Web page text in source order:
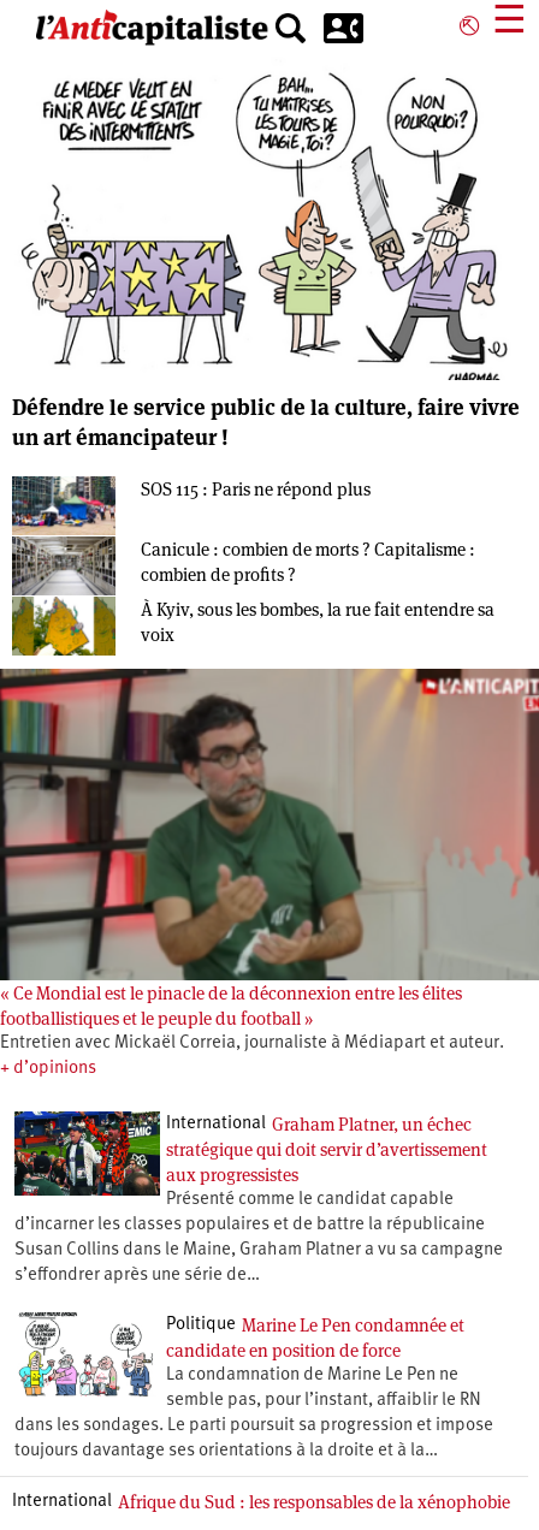
principal
⎋ ☰
Défendre le service public de la culture, faire vivre
un art émancipateur !
SOS 115 : Paris ne répond plus
Canicule : combien de morts ? Capitalisme :
combien de profits ?
À Kyiv, sous les bombes, la rue fait entendre sa
voix
« Ce Mondial est le pinacle de la déconnexion entre les élites
footballistiques et le peuple du football »
Entretien avec Mickaël Correia, journaliste à Médiapart et auteur.
+ d’opinions
International Graham Platner, un échec
stratégique qui doit servir d’avertissement
aux progressistes
Présenté comme le candidat capable
d’incarner les classes populaires et de battre la républicaine
Susan Collins dans le Maine, Graham Platner a vu sa campagne
s’effondrer après une série de…
Politique Marine Le Pen condamnée et
candidate en position de force
La condamnation de Marine Le Pen ne
semble pas, pour l’instant, affaiblir le RN
dans les sondages. Le parti poursuit sa progression et impose
toujours davantage ses orientations à la droite et à la…
International Afrique du Sud : les responsables de la xénophobie